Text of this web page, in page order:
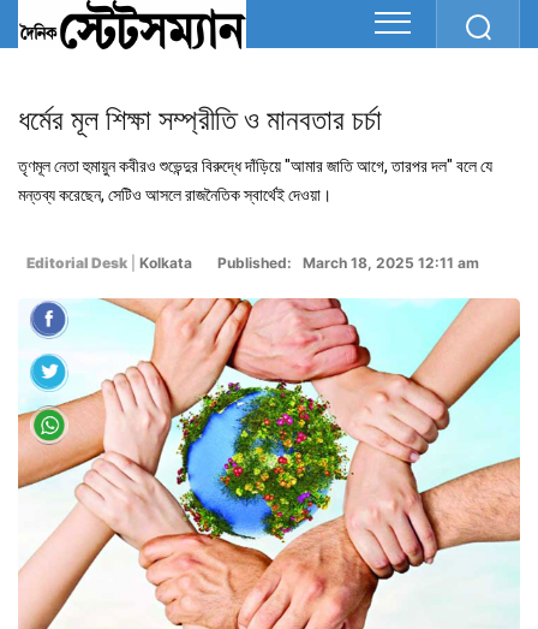
ধর্মের মূল শিক্ষা সম্প্রীতি ও মানবতার চর্চা
তৃণমূল নেতা হুমায়ুন কবীরও শুভেন্দুর বিরুদ্ধে দাঁড়িয়ে "আমার জাতি আগে, তারপর দল" বলে যে
মন্তব্য করেছেন, সেটিও আসলে রাজনৈতিক স্বার্থেই দেওয়া।
Editorial Desk Kolkata Published: March 18, 2025 12:11 am